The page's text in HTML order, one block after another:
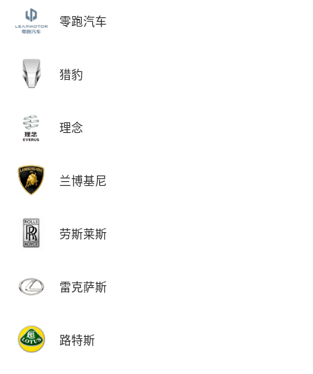
零跑汽车
猎豹
理念
兰博基尼
劳斯莱斯
雷克萨斯
路特斯